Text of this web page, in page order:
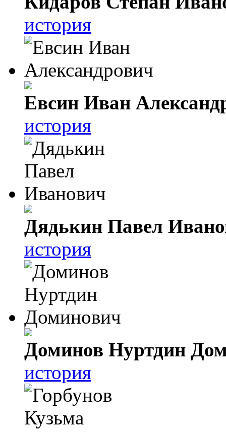
история
Евсин Иван
история
Дядькин Павел
история
Доминов Нуртдин
история